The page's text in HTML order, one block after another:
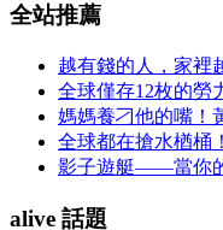
全站推薦
越有錢的人，家裡
全球僅存12枚的勞
媽媽養刁他的嘴！
全球都在搶水楢桶
影子遊艇——當你
alive 話題